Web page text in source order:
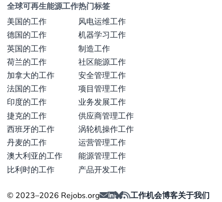
最后更新于 2月 23, 2026 |报告问题
全球可再生能源工作
美国的工作
德国的工作
英国的工作
荷兰的工作
加拿大的工作
法国的工作
印度的工作
捷克的工作
西班牙的工作
丹麦的工作
澳大利亚的工作
比利时的工作
热门标签
风电运维工作
机器学习工作
制造工作
社区能源工作
安全管理工作
项目管理工作
业务发展工作
供应商管理工作
涡轮机操作工作
运营管理工作
能源管理工作
产品开发工作
© 2023–2026 Rejobs.org 工作机会博客关于我们